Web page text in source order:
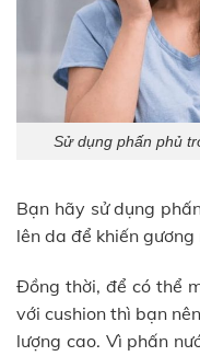
Sử dụng phấn phủ
Bạn hãy sử dụng
lên da để khiến
Đồng thời, để có thể
với cushion thì bạn
lượng cao. Vì phấn